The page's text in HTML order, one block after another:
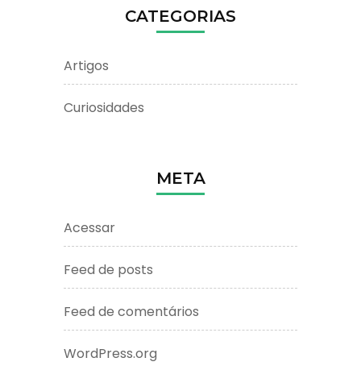
CATEGORIAS
Artigos
Curiosidades
META
Acessar
Feed de posts
Feed de comentários
WordPress.org